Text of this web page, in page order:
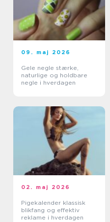
09. maj 2026
Gele negle stærke,
naturlige og holdbare
negle i hverdagen
02. maj 2026
Pigekalender klassisk
blikfang og effektiv
reklame i hverdagen